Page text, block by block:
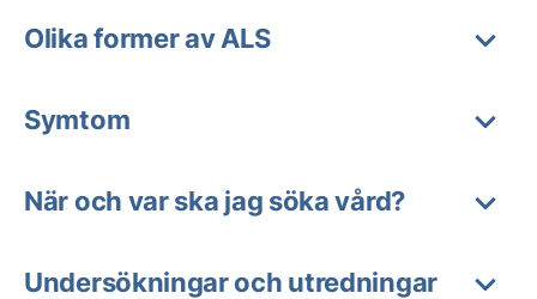
Olika former av ALS
Symtom
När och var ska jag söka vård?
Undersökningar och utredningar